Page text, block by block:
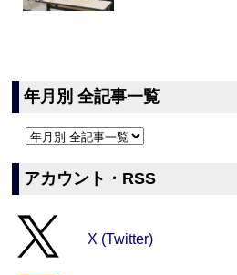
年月別 全記事一覧
アカウント・RSS
X (Twitter)